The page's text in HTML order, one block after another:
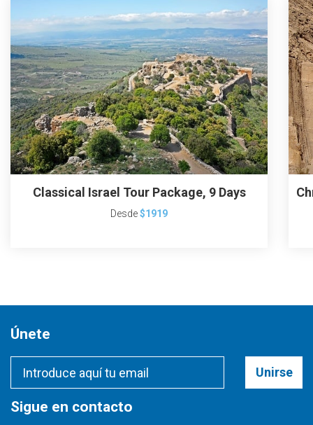
Classical Israel Tour Package, 9 Days
Desde$1919
Únete
Unirse
Sigue en contacto